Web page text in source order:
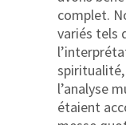
complet.
variés tels
l’analyse
étaient